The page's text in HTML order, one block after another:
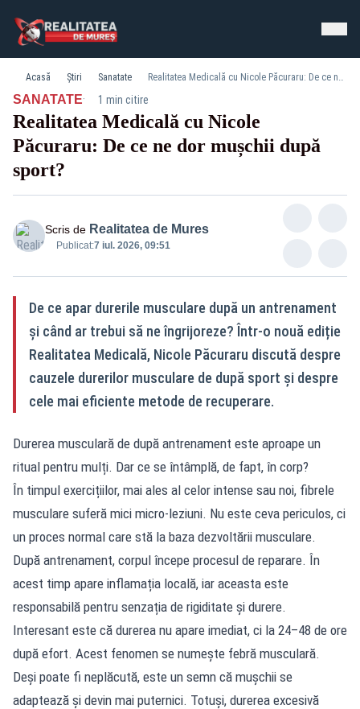
Acasă Știri Sanatate Realitatea Medicală cu Nicole Păcuraru: De ce ne dor mușchii după sport?
SANATATE· 1 min citire
Realitatea Medicală cu Nicole
Păcuraru: De ce ne dor mușchii după
sport?
Scris de Realitatea de Mures
Publicat:7 iul. 2026, 09:51
De ce apar durerile musculare după un antrenament
și când ar trebui să ne îngrijoreze? Într-o nouă ediție
Realitatea Medicală, Nicole Păcuraru discută despre
cauzele durerilor musculare de după sport și despre
cele mai eficiente metode de recuperare.
Durerea musculară de după antrenament este aproape un
ritual pentru mulți. Dar ce se întâmplă, de fapt, în corp?
În timpul exercițiilor, mai ales al celor intense sau noi, fibrele
musculare suferă mici micro-leziuni. Nu este ceva periculos, ci
un proces normal care stă la baza dezvoltării musculare.
După antrenament, corpul începe procesul de reparare. În
acest timp apare inflamația locală, iar aceasta este
responsabilă pentru senzația de rigiditate și durere.
Interesant este că durerea nu apare imediat, ci la 24–48 de ore
după efort. Acest fenomen se numește febră musculară.
Deși poate fi neplăcută, este un semn că mușchii se
adaptează și devin mai puternici. Totuși, durerea excesivă